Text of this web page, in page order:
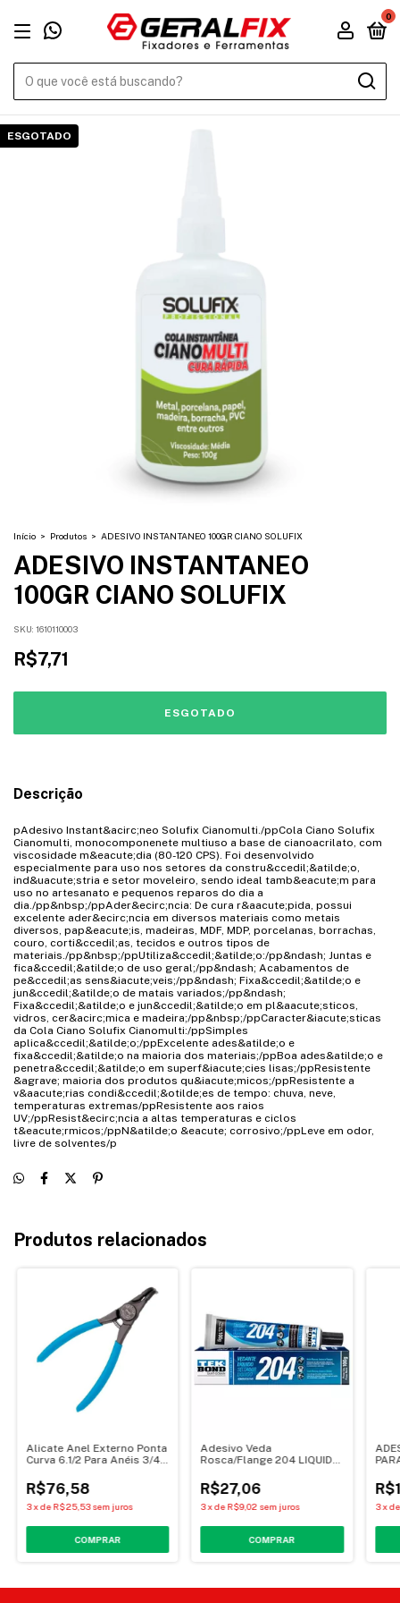
0
ESGOTADO
Início > Produtos > ADESIVO INSTANTANEO 100GR CIANO SOLUFIX
ADESIVO INSTANTANEO
100GR CIANO SOLUFIX
SKU: 1610110003
R$7,71
Descrição
pAdesivo Instant&acirc;neo Solufix Cianomulti./ppCola Ciano Solufix
Cianomulti, monocomponenete multiuso a base de cianoacrilato, com
viscosidade m&eacute;dia (80-120 CPS). Foi desenvolvido
especialmente para uso nos setores da constru&ccedil;&atilde;o,
ind&uacute;stria e setor moveleiro, sendo ideal tamb&eacute;m para
uso no artesanato e pequenos reparos do dia a
dia./pp&nbsp;/ppAder&ecirc;ncia: De cura r&aacute;pida, possui
excelente ader&ecirc;ncia em diversos materiais como metais
diversos, pap&eacute;is, madeiras, MDF, MDP, porcelanas, borrachas,
couro, corti&ccedil;as, tecidos e outros tipos de
materiais./pp&nbsp;/ppUtiliza&ccedil;&atilde;o:/pp&ndash; Juntas e
fica&ccedil;&atilde;o de uso geral;/pp&ndash; Acabamentos de
pe&ccedil;as sens&iacute;veis;/pp&ndash; Fixa&ccedil;&atilde;o e
jun&ccedil;&atilde;o de matais variados;/pp&ndash;
Fixa&ccedil;&atilde;o e jun&ccedil;&atilde;o em pl&aacute;sticos,
vidros, cer&acirc;mica e madeira;/pp&nbsp;/ppCaracter&iacute;sticas
da Cola Ciano Solufix Cianomulti:/ppSimples
aplica&ccedil;&atilde;o;/ppExcelente ades&atilde;o e
fixa&ccedil;&atilde;o na maioria dos materiais;/ppBoa ades&atilde;o e
penetra&ccedil;&atilde;o em superf&iacute;cies lisas;/ppResistente
&agrave; maioria dos produtos qu&iacute;micos;/ppResistente a
v&aacute;rias condi&ccedil;&otilde;es de tempo: chuva, neve,
temperaturas extremas/ppResistente aos raios
UV;/ppResist&ecirc;ncia a altas temperaturas e ciclos
t&eacute;rmicos;/ppN&atilde;o &eacute; corrosivo;/ppLeve em odor,
livre de solventes/p
Produtos relacionados
Alicate Anel Externo Ponta
Curva 6.1/2 Para Anéis 3/4-
R$76,58
3xdeR$25,53 sem juros
Adesivo Veda
Rosca/Flange 204 LIQUIDO.
R$27,06
3xdeR$9,02 sem juros 3x